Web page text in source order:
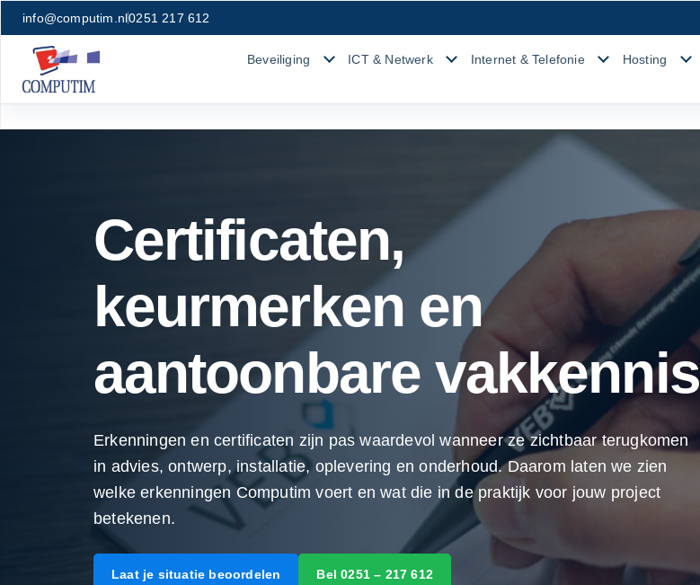
info@computim.nl0251 217 612
Beveiliging ICT & Netwerk Internet & Telefonie Hosting
Certificaten,
keurmerken en
aantoonbare vakkennis
Erkenningen en certificaten zijn pas waardevol wanneer ze zichtbaar terugkomen
in advies, ontwerp, installatie, oplevering en onderhoud. Daarom laten we zien
welke erkenningen Computim voert en wat die in de praktijk voor jouw project
betekenen.
Laat je situatie beoordelen Bel 0251 – 217 612